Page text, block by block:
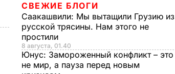
СВЕЖИЕ БЛОГИ
Саакашвили: Мы вытащили Грузию из
русской трясины. Нам этого не
простили
8 августа, 01.40
Юнус: Замороженный конфликт – это
не мир, а пауза перед новым